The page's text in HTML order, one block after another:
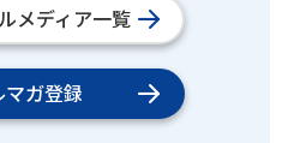
メディア一覧
マガ登録